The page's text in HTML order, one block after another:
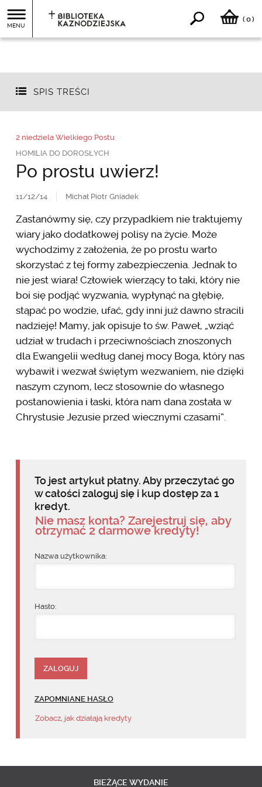
MENU
( 0)
SPIS TREŚCI
2 niedziela Wielkiego Postu
HOMILIA DO DOROSŁYCH
Po prostu uwierz!
11/12/14 Michał Piotr Gniadek
Zastanówmy się, czy przypadkiem nie traktujemy
wiary jako dodatkowej polisy na życie. Może
wychodzimy z założenia, że po prostu warto
skorzystać z tej formy zabezpieczenia. Jednak to
nie jest wiara! Człowiek wierzący to taki, który nie
boi się podjąć wyzwania, wypłynąć na głębię,
stąpać po wodzie, ufać, gdy inni już dawno stracili
nadzieję! Mamy, jak opisuje to św. Paweł, „wziąć
udział w trudach i przeciwnościach znoszonych
dla Ewangelii według danej mocy Boga, który nas
wybawił i wezwał świętym wezwaniem, nie dzięki
naszym czynom, lecz stosownie do własnego
postanowienia i łaski, która nam dana została w
Chrystusie Jezusie przed wiecznymi czasami”.
To jest artykuł płatny. Aby przeczytać go
w całości zaloguj się i kup dostęp za 1
kredyt.
Nie masz konta? Zarejestruj się, aby
otrzymać 2 darmowe kredyty!
Nazwa użytkownika:
Hasło:
ZAPOMNIANE HASŁO
Zobacz, jak działają kredyty
BIEŻĄCE WYDANIE